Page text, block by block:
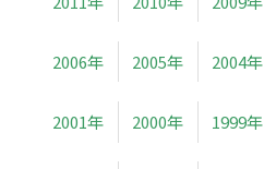
2006年 2005年 2004年
2001年 2000年 1999年